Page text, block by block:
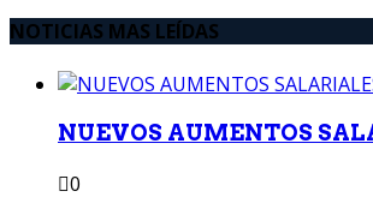
NOTICIAS MAS LEÍDAS
NUEVOS AUMENTOS
0